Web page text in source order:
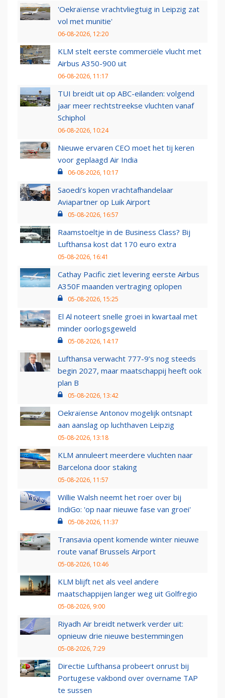
'Oekraïense vrachtvliegtuig in Leipzig zat
vol met munitie'
06-08-2026, 12:20
KLM stelt eerste commerciële vlucht met
Airbus A350-900 uit
06-08-2026, 11:17
TUI breidt uit op ABC-eilanden: volgend
jaar meer rechtstreekse vluchten vanaf
Schiphol
06-08-2026, 10:24
Nieuwe ervaren CEO moet het tij keren
voor geplaagd Air India
06-08-2026, 10:17
Saoedi’s kopen vrachtafhandelaar
Aviapartner op Luik Airport
05-08-2026, 16:57
Raamstoeltje in de Business Class? Bij
Lufthansa kost dat 170 euro extra
05-08-2026, 16:41
Cathay Pacific ziet levering eerste Airbus
A350F maanden vertraging oplopen
05-08-2026, 15:25
El Al noteert snelle groei in kwartaal met
minder oorlogsgeweld
05-08-2026, 14:17
Lufthansa verwacht 777-9’s nog steeds
begin 2027, maar maatschappij heeft ook
plan B
05-08-2026, 13:42
Oekraïense Antonov mogelijk ontsnapt
aan aanslag op luchthaven Leipzig
05-08-2026, 13:18
KLM annuleert meerdere vluchten naar
Barcelona door staking
05-08-2026, 11:57
Willie Walsh neemt het roer over bij
IndiGo: 'op naar nieuwe fase van groei'
05-08-2026, 11:37
Transavia opent komende winter nieuwe
route vanaf Brussels Airport
05-08-2026, 10:46
KLM blijft net als veel andere
maatschappijen langer weg uit Golfregio
05-08-2026, 9:00
Riyadh Air breidt netwerk verder uit:
opnieuw drie nieuwe bestemmingen
05-08-2026, 7:29
Directie Lufthansa probeert onrust bij
Portugese vakbond over overname TAP
te sussen